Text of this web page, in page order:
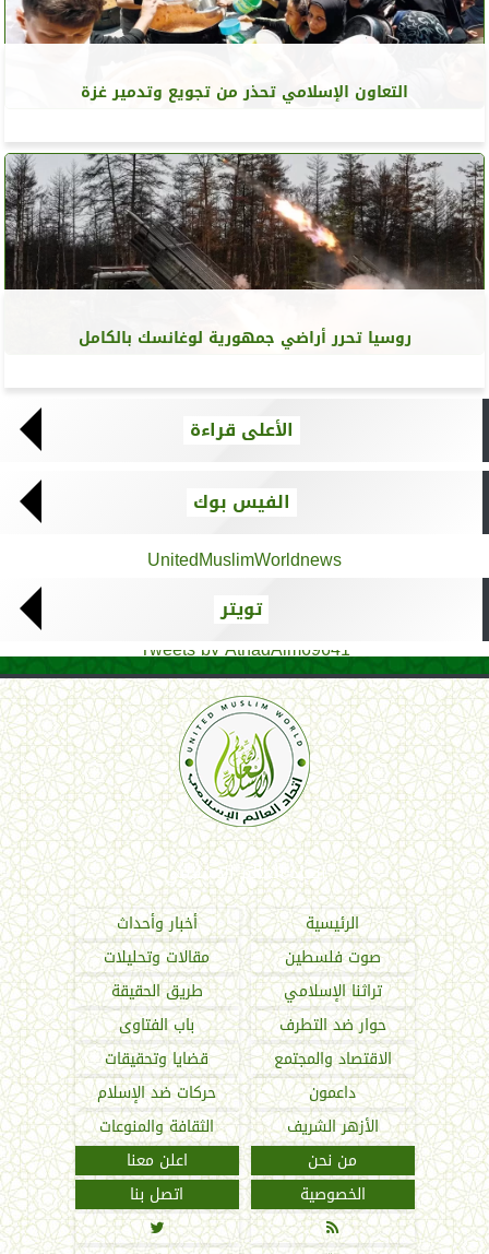
التعاون الإسلامي تحذر من تجويع وتدمير غزة
روسيا تحرر أراضي جمهورية لوغانسك بالكامل
الأعلى قراءة
الفيس بوك
UnitedMuslimWorldnews
تويتر
Tweets by AthadAlm69641
اتحاد العالم الإسلامي
الرئيسية
أخبار وأحداث
صوت فلسطين
مقالات وتحليلات
تراثنا الإسلامي
طريق الحقيقة
حوار ضد التطرف
باب الفتاوى
الاقتصاد والمجتمع
قضايا وتحقيقات
داعمون
حركات ضد الإسلام
الأزهر الشريف
الثقافة والمنوعات
من نحن
اعلن معنا
الخصوصية
اتصل بنا

